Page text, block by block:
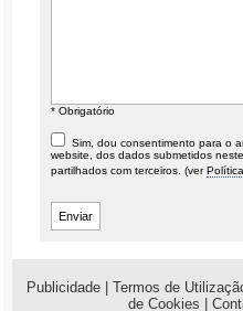
* Obrigatório
Sim, dou consentimento para o
website, dos dados submetidos
partilhados com terceiros. (ver
Publicidade Termos de
de Cookies